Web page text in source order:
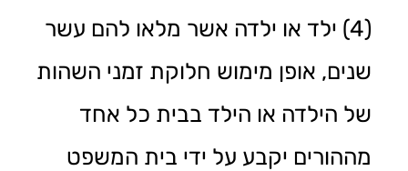
(4) ילד או ילדה אשר מלאו להם עשר
שנים, אופן מימוש חלוקת זמני השהות
של הילדה או הילד בבית כל אחד
מההורים יקבע על ידי בית המשפט